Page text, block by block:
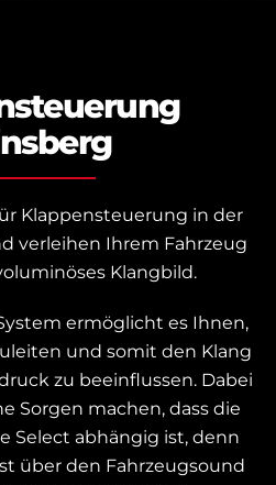
Klappensteuerung in der
verleihen Ihrem Fahrzeug
Klangbild.
ermöglicht es Ihnen,
und somit den Klang
zu beeinflussen. Dabei
Sorgen machen, dass die
Select abhängig ist, denn
über den Fahrzeugsound